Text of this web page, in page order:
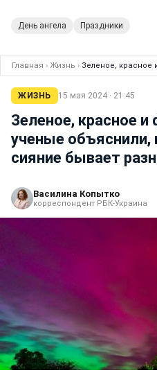
День ангела Праздники
Главная › Жизнь › Зеленое, красное
ЖИЗНЬ 15 мая 2024 · 21:45
Зеленое, красное и
ученые объяснили,
сияние бывает
Василина Копытко
корреспондент РБК-Украина